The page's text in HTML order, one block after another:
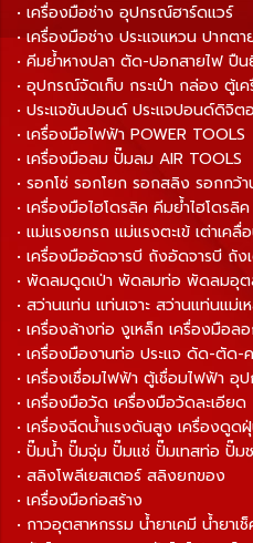
• เครื่องมือช่าง อุปกรณ์ฮาร์ดแวร์
• เครื่องมือช่าง ประแจแหวน ปากต
• คีมย้ำหางปลา ตัด-ปอกสายไฟ ปืน
• อุปกรณ์จัดเก็บ กระเป๋า กล่อง ตู้เ
• ประแจขันปอนด์ ประแจปอนด์ดิจิต
• เครื่องมือไฟฟ้า POWER TOOLS
• เครื่องมือลม ปั๊มลม AIR TOOLS
• รอกโซ่ รอกโยก รอกสลิง รอกกว้
• เครื่องมือไฮโดรลิค คีมย้ำไฮโดรลิ
• แม่แรงยกรถ แม่แรงตะเข้ เต่าเคลื่
• เครื่องมืออัดจารบี ถังอัดจารบี ถัง
• พัดลมดูดเป่า พัดลมท่อ พัดลมอุต
• สว่านแท่น แท่นเจาะ สว่านแท่นแม่เ
• เครื่องล้างท่อ งูเหล็ก เครื่องมือ
• เครื่องมืองานท่อ ประแจ ดัด-ตัด-
• เครื่องเชื่อมไฟฟ้า ตู้เชื่อมไฟฟ้า อุ
• เครื่องมือวัด เครื่องมือวัดละเอียด
• เครื่องฉีดน้ำแรงดันสูง เครื่องดูด
• ปั๊มน้ำ ปั๊มจุ่ม ปั๊มแช่ ปั๊มเทสท่อ ปั๊ม
• สลิงโพลีเยสเตอร์ สลิงยกของ
• เครื่องมือก่อสร้าง
• กาวอุตสาหกรรม น้ำยาเคมี น้ำยาเ